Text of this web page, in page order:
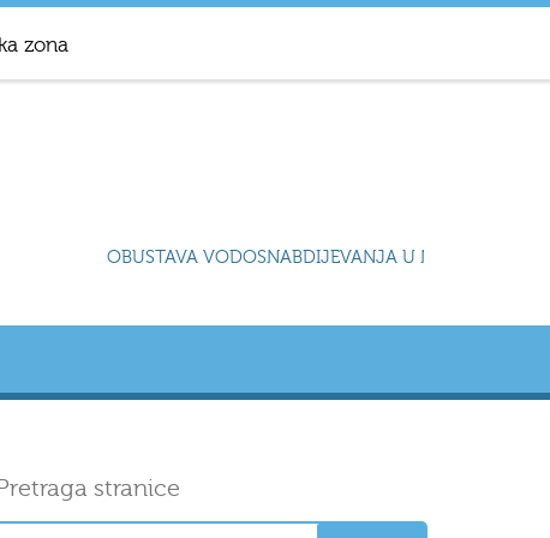
zona
OBUSTAVA VODOSNABDIJEVANJA U NASELJU
stranice